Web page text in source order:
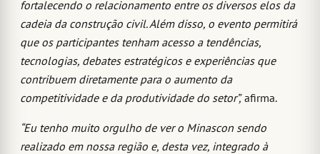
fortalecendo o relacionamento entre os diversos elos da
cadeia da construção civil. Além disso, o evento permitirá
que os participantes tenham acesso a tendências,
tecnologias, debates estratégicos e experiências que
contribuem diretamente para o aumento da
competitividade e da produtividade do setor”,afirma.
“Eu tenho muito orgulho de ver o Minascon sendo
realizado em nossa região e, desta vez, integrado à